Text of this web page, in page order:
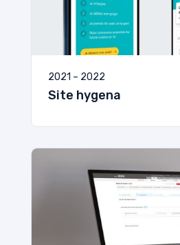
2021 – 2022
Site hygena